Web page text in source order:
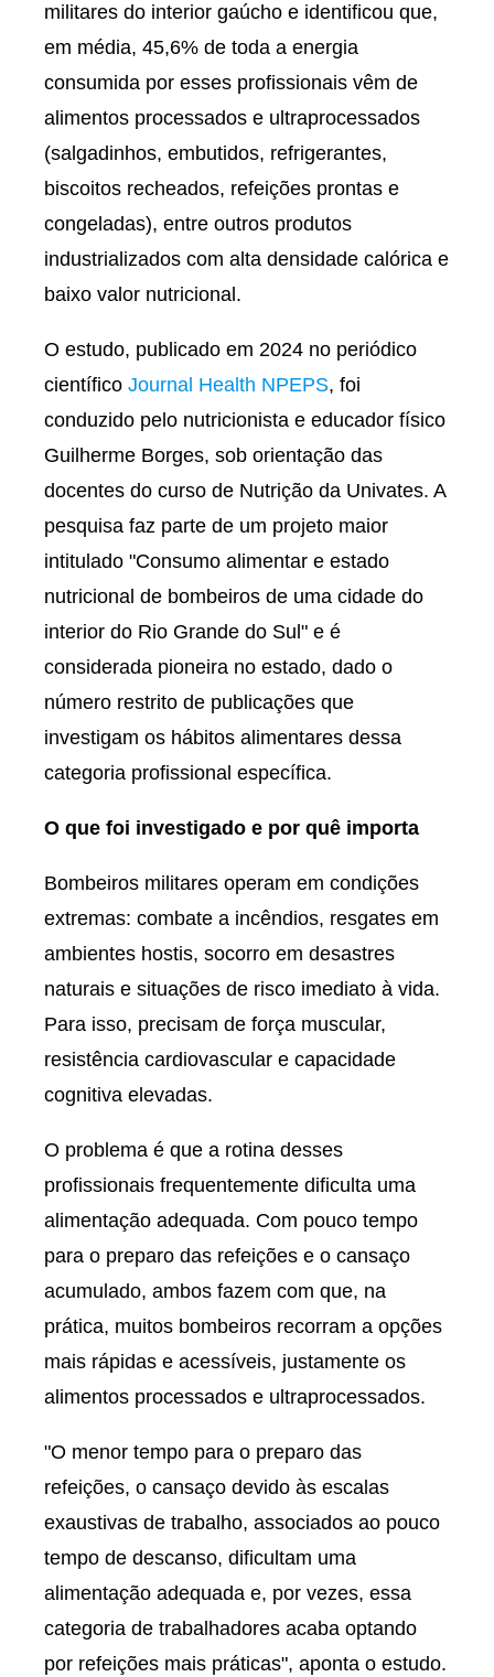
militares do interior gaúcho e identificou que,
em média, 45,6% de toda a energia
consumida por esses profissionais vêm de
alimentos processados e ultraprocessados
(salgadinhos, embutidos, refrigerantes,
biscoitos recheados, refeições prontas e
congeladas), entre outros produtos
industrializados com alta densidade calórica e
baixo valor nutricional.
O estudo, publicado em 2024 no periódico
científico Journal Health NPEPS, foi
conduzido pelo nutricionista e educador físico
Guilherme Borges, sob orientação das
docentes do curso de Nutrição da Univates. A
pesquisa faz parte de um projeto maior
intitulado "Consumo alimentar e estado
nutricional de bombeiros de uma cidade do
interior do Rio Grande do Sul" e é
considerada pioneira no estado, dado o
número restrito de publicações que
investigam os hábitos alimentares dessa
categoria profissional específica.
O que foi investigado e por quê importa
Bombeiros militares operam em condições
extremas: combate a incêndios, resgates em
ambientes hostis, socorro em desastres
naturais e situações de risco imediato à vida.
Para isso, precisam de força muscular,
resistência cardiovascular e capacidade
cognitiva elevadas.
O problema é que a rotina desses
profissionais frequentemente dificulta uma
alimentação adequada. Com pouco tempo
para o preparo das refeições e o cansaço
acumulado, ambos fazem com que, na
prática, muitos bombeiros recorram a opções
mais rápidas e acessíveis, justamente os
alimentos processados e ultraprocessados.
"O menor tempo para o preparo das
refeições, o cansaço devido às escalas
exaustivas de trabalho, associados ao pouco
tempo de descanso, dificultam uma
alimentação adequada e, por vezes, essa
categoria de trabalhadores acaba optando
por refeições mais práticas", aponta o estudo.